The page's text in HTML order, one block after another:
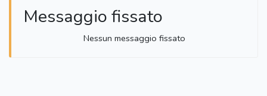
Messaggio fissato
Nessun messaggio fissato